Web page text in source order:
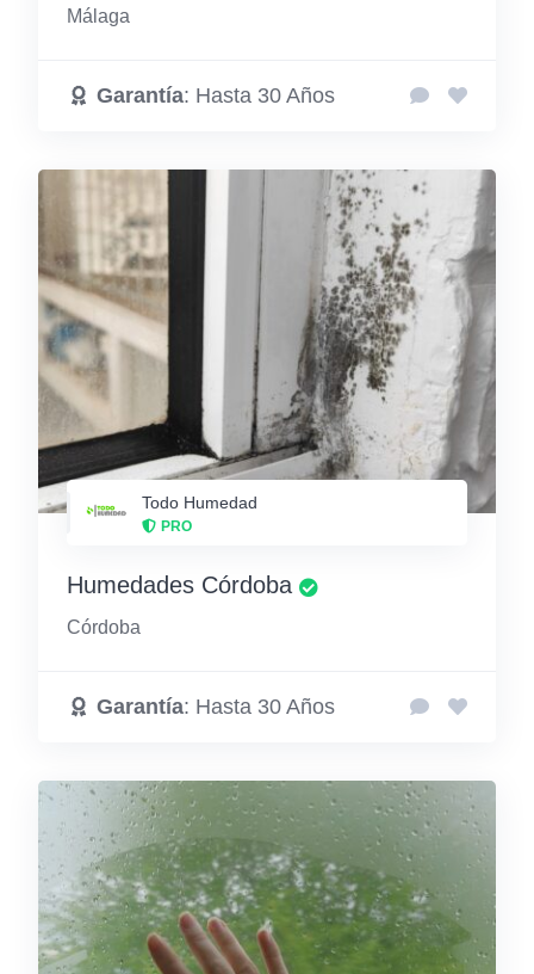
Málaga
Garantía: Hasta 30 Años
Todo Humedad
PRO
Humedades Córdoba
Córdoba
Garantía: Hasta 30 Años